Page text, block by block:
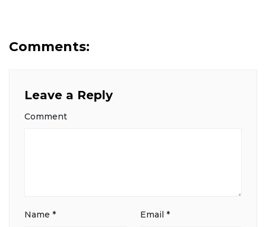
Comments:
Leave a Reply
Comment
Name * Email *